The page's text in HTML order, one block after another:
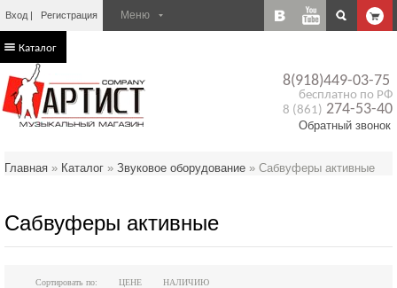
Вход Регистрация
8(918)449-03-75
бесплатно по РФ
8 (861) 274-53-40
Обратный звонок
Каталог
Главная » Каталог » Звуковое оборудование » Сабвуферы активные
Сабвуферы активные
Сортировать по: ЦЕНЕ НАЛИЧИЮ